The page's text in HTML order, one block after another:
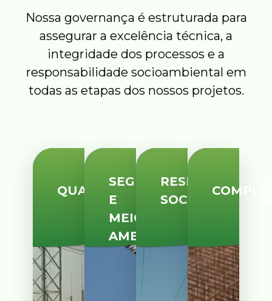
Nossa governança é estruturada para
assegurar a excelência técnica, a
integridade dos processos e a
responsabilidade socioambiental em
todas as etapas dos nossos projetos.
QUALIDADE
SEGURANÇA
E
MEIO
AMBIENTE